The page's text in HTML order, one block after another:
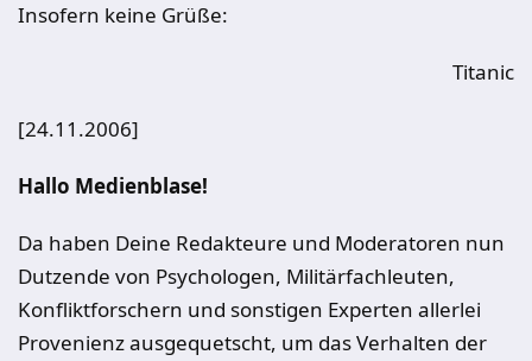
Insofern keine Grüße:
Titanic
[24.11.2006]
Hallo Medienblase!
Da haben Deine Redakteure und Moderatoren nun
Dutzende von Psychologen, Militärfachleuten,
Konfliktforschern und sonstigen Experten allerlei
Provenienz ausgequetscht, um das Verhalten der